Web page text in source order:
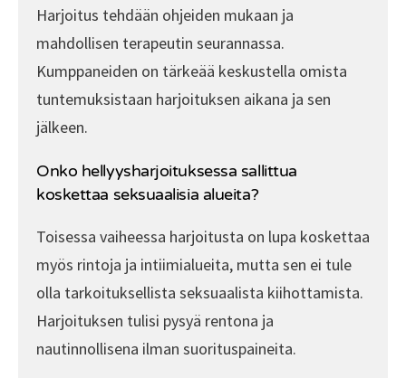
Harjoitus tehdään ohjeiden mukaan ja
mahdollisen terapeutin seurannassa.
Kumppaneiden on tärkeää keskustella omista
tuntemuksistaan harjoituksen aikana ja sen
jälkeen.
Onko hellyysharjoituksessa sallittua
koskettaa seksuaalisia alueita?
Toisessa vaiheessa harjoitusta on lupa koskettaa
myös rintoja ja intiimialueita, mutta sen ei tule
olla tarkoituksellista seksuaalista kiihottamista.
Harjoituksen tulisi pysyä rentona ja
nautinnollisena ilman suorituspaineita.